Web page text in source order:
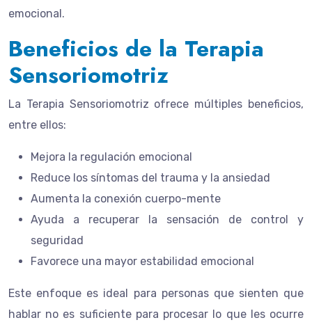
emocional.
Beneficios de la Terapia
Sensoriomotriz
La Terapia Sensoriomotriz ofrece múltiples beneficios,
entre ellos:
Mejora la regulación emocional
Reduce los síntomas del trauma y la ansiedad
Aumenta la conexión cuerpo-mente
Ayuda a recuperar la sensación de control y
seguridad
Favorece una mayor estabilidad emocional
Este enfoque es ideal para personas que sienten que
hablar no es suficiente para procesar lo que les ocurre